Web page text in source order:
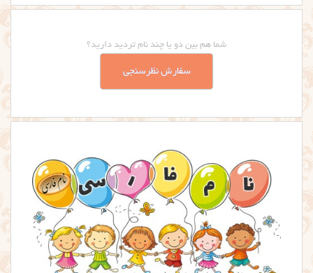
شما هم بین دو یا چند نام تردید دارید؟
سفارش نظرسنجی